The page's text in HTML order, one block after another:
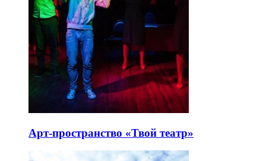
Арт-пространство «Твой театр»